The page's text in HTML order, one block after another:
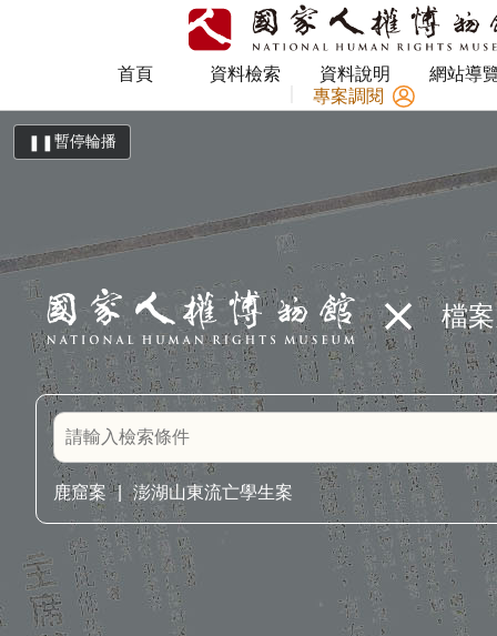
首頁 資料檢索 資料說明
網站導
專案調閱
❚❚ 暫停輪播
close 檔
搜尋關鍵字
鹿窟案 澎湖山東流亡學生案